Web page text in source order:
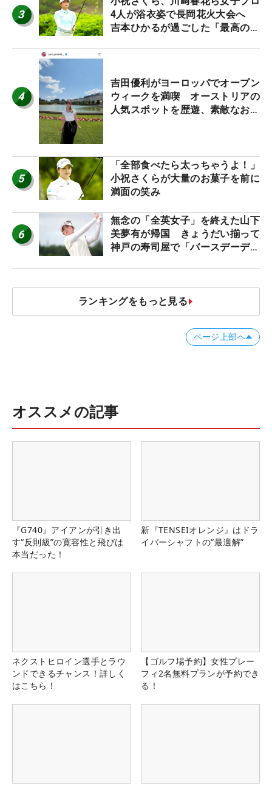
3
4人が浴衣姿で長岡花火大会へ
吉本ひかるが過ごした「最高の夏
4
吉田優利がヨーロッパでオープン
ウィークを満喫 オーストリアの
人気スポットを歴遊、素敵なお土
5
「全部食べたら太っちゃうよ！」
小祝さくらが大量のお菓子を前に
満面の笑み
6
無念の「全英女子」を終えた山下
美夢有が帰国 きょうだい揃って
神戸の寿司屋で「バースデーディ
ランキングをもっと見る
ページ上部へ
オススメの記事
『G740』アイアンが引き出
す“反則級”の寛容性と飛びは
本当だった！
新『TENSEIオレンジ』はドラ
イバーシャフトの“最適解”
ネクストヒロイン選手とラウ
ンドできるチャンス！詳しく
はこちら！
【ゴルフ場予約】女性プレー
フィ2名無料プランが予約でき
る！